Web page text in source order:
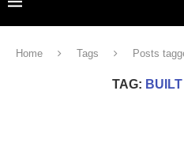
Home Tags Posts
TAG: